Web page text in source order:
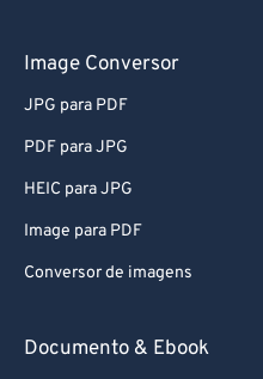
Image Conversor
JPG para PDF
PDF para JPG
HEIC para JPG
Image para PDF
Conversor de imagens
Documento & Ebook